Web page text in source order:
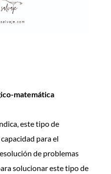
matemática
este tipo de
para el
de problemas
solucionar este tipo de